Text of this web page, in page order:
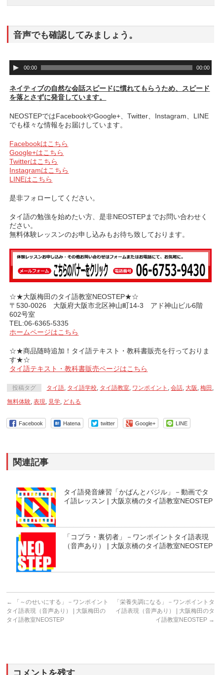
音声でも確認してみましょう。
音
声
レ
ー
ー
00:00 00:00
ネイティブの自然な会話スピードに慣れてもらうため、スピード
を落とさずに発音しています。
NEOSTEPではFacebookやGoogle+、Twitter、Instagram、LINE
でも様々な情報をお届けしています。
Facebookはこちら
Google+はこちら
Twitterはこちら
Instagramはこちら
LINEはこちら
是非フォローしてください。
タイ語の勉強を始めたい方、是非NEOSTEPまでお問い合わせく
ださい。
無料体験レッスンのお申し込みもお待ち致しております。
☆★大阪梅田のタイ語教室NEOSTEP★☆
〒530-0026 大阪府大阪市北区神山町14-3 アド神山ビル6階
602号室
TEL:06-6365-5335
ホームページはこちら
☆★商品随時追加！タイ語テキスト・教科書販売を行っておりま
す★☆
タイ語テキスト・教科書販売ページはこちら
投稿タグ タイ語 タイ語学校 タイ語教室 ワンポイント ,会話 大阪 ,梅田
無料体験 ,表現 見学 どもる
Facebook Hatena twitter Google+ LINE
関連記事
タイ語発音練習「かばんとバジル」－動画でタ
イ語レッスン | 大阪京橋のタイ語教室NEOSTEP
「コブラ・裏切者」－ワンポイントタイ語表現
（音声あり） | 大阪京橋のタイ語教室NEOSTEP
←
「～のせいにする」－ワンポイント
タイ語表現（音声あり） | 大阪梅田の
タイ語教室NEOSTEP
「栄養失調になる」－ワンポイントタ
イ語表現（音声あり） | 大阪梅田のタ
イ語教室NEOSTEP →
コメントを残す